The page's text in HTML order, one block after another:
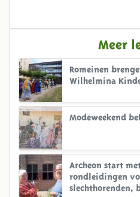
Meer
Romeinen
Wilhelmina
Modeweekend
Archeon start
rondleidingen
slechthorenden,